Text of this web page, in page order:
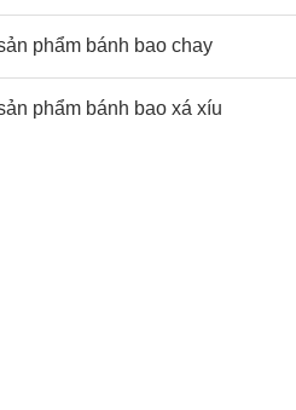
phẩm bánh bao chay
phẩm bánh bao xá xíu